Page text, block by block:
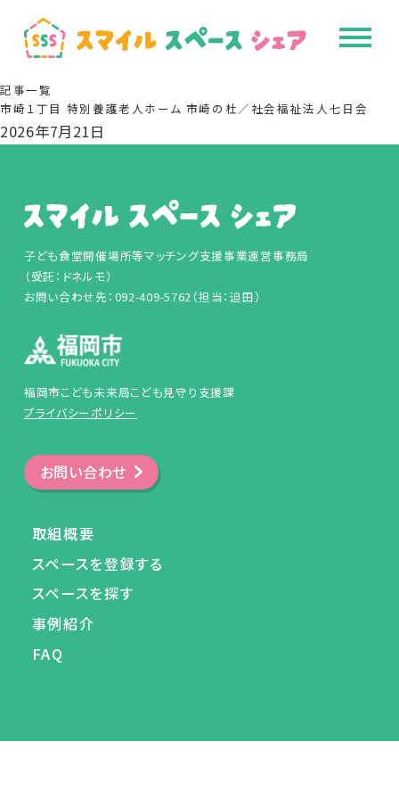
記事一覧
市崎１丁目 特別養護老人ホーム 市崎の杜／社会福祉法人七日会
2026年7月21日
子ども食堂開催場所等マッチング支援事業運営事務局
（受託：ドネルモ）
お問い合わせ先：092-409-5762（担当：迫田）
福岡市こども未来局こども見守り支援課
プライバシーポリシー
お問い合わせ
取組概要
スペースを登録する
スペースを探す
事例紹介
FAQ